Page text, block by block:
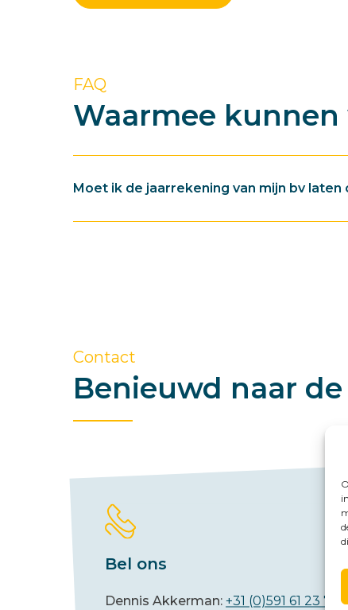
FAQ
Waarmee
Moet ik de jaarrekening van mijn bv laten
Contact
Benieuwd naar
Bel ons
Dennis Akkerman:+31 (0)591 61 23 77